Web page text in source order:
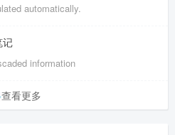
automatically.
记
information
查看更多